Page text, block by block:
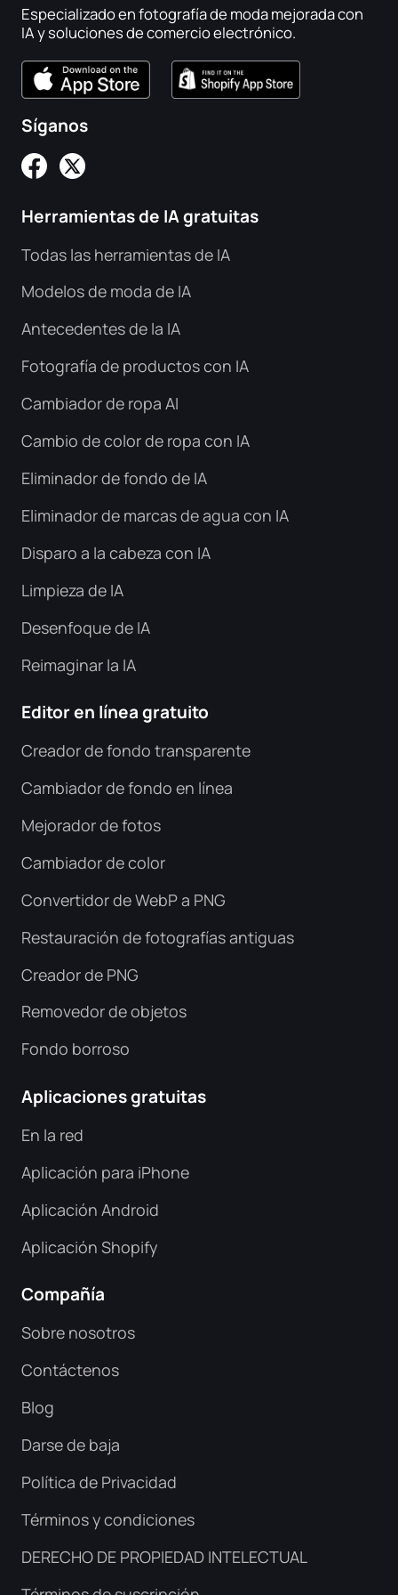
Especializado en fotografía de moda mejorada con
IA y soluciones de comercio electrónico.
Síganos
Herramientas de IA gratuitas
Todas las herramientas de IA
Modelos de moda de IA
Antecedentes de la IA
Fotografía de productos con IA
Cambiador de ropa AI
Cambio de color de ropa con IA
Eliminador de fondo de IA
Eliminador de marcas de agua con IA
Disparo a la cabeza con IA
Limpieza de IA
Desenfoque de IA
Reimaginar la IA
Editor en línea gratuito
Creador de fondo transparente
Cambiador de fondo en línea
Mejorador de fotos
Cambiador de color
Convertidor de WebP a PNG
Restauración de fotografías antiguas
Creador de PNG
Removedor de objetos
Fondo borroso
Aplicaciones gratuitas
En la red
Aplicación para iPhone
Aplicación Android
Aplicación Shopify
Compañía
Sobre nosotros
Contáctenos
Blog
Darse de baja
Política de Privacidad
Términos y condiciones
DERECHO DE PROPIEDAD INTELECTUAL